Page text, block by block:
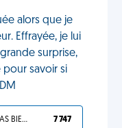
alors que je
Effrayée, je lui
surprise,
pour savoir si
TU L'AS BIEN MÉRITÉ 7 747